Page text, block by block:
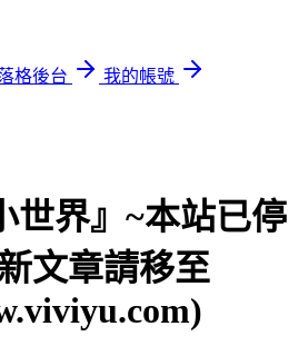
格後台
我的帳號
世界』~本站已停
文章請移至